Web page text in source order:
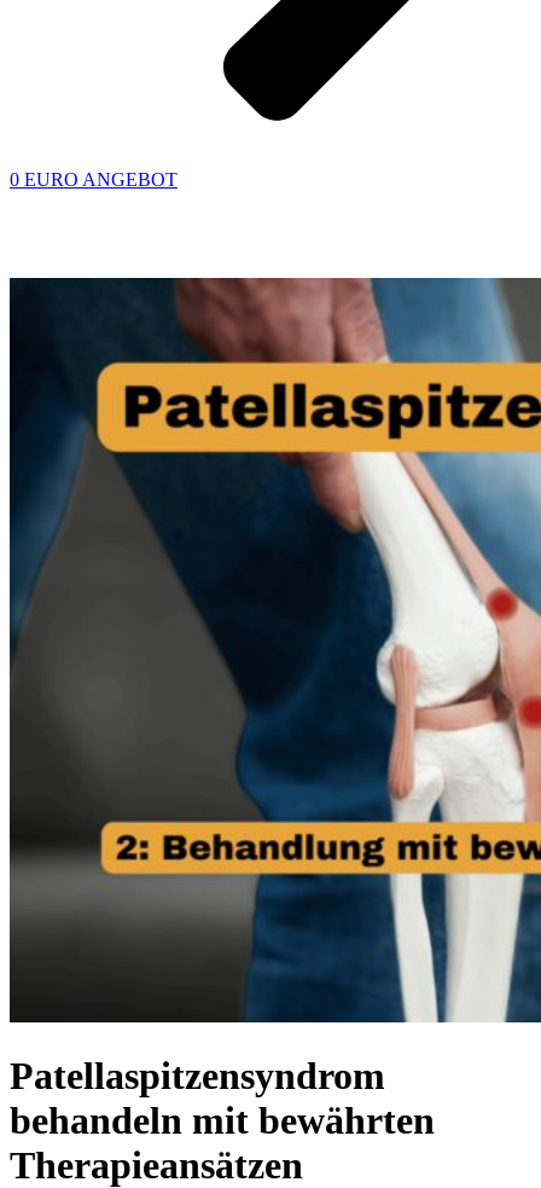
0 EURO ANGEBOT
Patellaspitzensyndrom
behandeln mit bewährten
Therapieansätzen